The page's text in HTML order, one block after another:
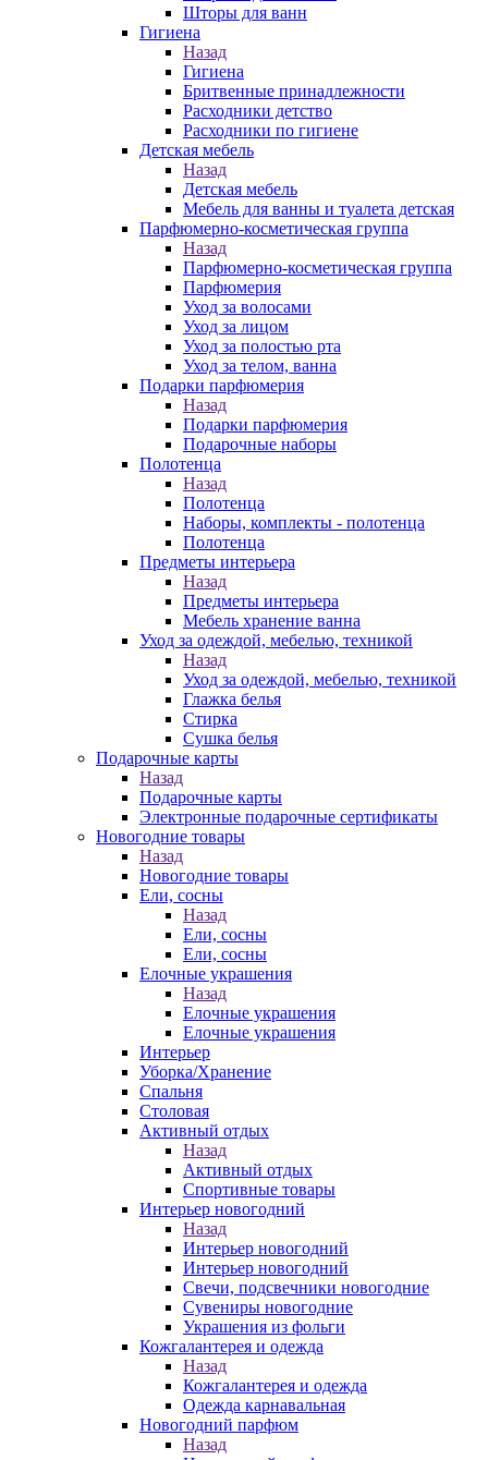
Шторы для ванн
Гигиена
Назад
Гигиена
Бритвенные принадлежности
Расходники детство
Расходники по гигиене
Детская мебель
Назад
Детская мебель
Мебель для ванны и туалета детская
Парфюмерно-косметическая группа
Назад
Парфюмерно-косметическая группа
Парфюмерия
Уход за волосами
Уход за лицом
Уход за полостью рта
Уход за телом, ванна
Подарки парфюмерия
Назад
Подарки парфюмерия
Подарочные наборы
Полотенца
Назад
Полотенца
Наборы, комплекты - полотенца
Полотенца
Предметы интерьера
Назад
Предметы интерьера
Мебель хранение ванна
Уход за одеждой, мебелью, техникой
Назад
Уход за одеждой, мебелью, техникой
Глажка белья
Стирка
Сушка белья
Подарочные карты
Назад
Подарочные карты
Электронные подарочные сертификаты
Новогодние товары
Назад
Новогодние товары
Ели, сосны
Назад
Ели, сосны
Ели, сосны
Елочные украшения
Назад
Елочные украшения
Елочные украшения
Интерьер
Уборка/Хранение
Спальня
Столовая
Активный отдых
Назад
Активный отдых
Спортивные товары
Интерьер новогодний
Назад
Интерьер новогодний
Интерьер новогодний
Свечи, подсвечники новогодние
Сувениры новогодние
Украшения из фольги
Кожгалантерея и одежда
Назад
Кожгалантерея и одежда
Одежда карнавальная
Новогодний парфюм
Назад